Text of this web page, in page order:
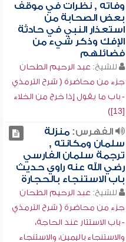
وفاته , نظرات في موقف
بعض الصحابة من
استعذار النبي في حادثة
الإفك وذكر شيء من
فضائلهم
للشيخ: عبد الرحيم الطحان
جزء من محاضرة ( شرح الترمذي
- باب ما يقول إذا خرج من الخلاء
[13])
الفهرس:منزلة
سلمان ومكانته ,
ترجمة سلمان الفارسي
رضي الله عنه راوي حديث
باب الاستنجاء بالحجارة
للشيخ: عبد الرحيم الطحان
جزء من محاضرة ( شرح الترمذي
- باب الاستتار عند الحاجة،
والاستنجاء باليمين، والاستنجاء